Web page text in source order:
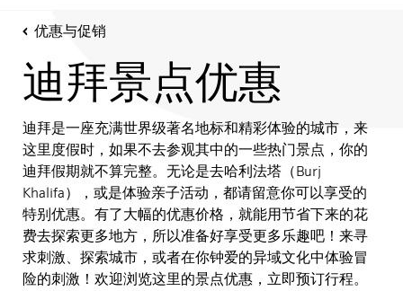
优惠与促销
迪拜景点优惠
迪拜是一座充满世界级著名地标和精彩体验的城市，来
这里度假时，如果不去参观其中的一些热门景点，你的
迪拜假期就不算完整。无论是去哈利法塔（Burj
Khalifa），或是体验亲子活动，都请留意你可以享受的
特别优惠。有了大幅的优惠价格，就能用节省下来的花
费去探索更多地方，所以准备好享受更多乐趣吧！来寻
求刺激、探索城市，或者在你钟爱的异域文化中体验冒
险的刺激！欢迎浏览这里的景点优惠，立即预订行程。